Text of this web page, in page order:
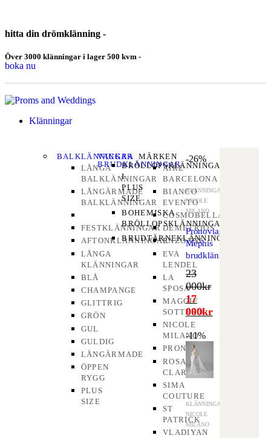
hitta din drömklänning -
Över 3000 klänningar i lager 500 kvm -
boka nu
Klänningar
BALKLÄNNINGAR
LÅNGA
BALKLÄNNINGAR
LÅNGÄRMADE
BALKLÄNNINGAR
FESTKLÄNNINGAR
AFTONKLÄNNINGAR
LÅNGA
KLÄNNINGAR
BLÅ
CHAMPANGE
GLITTRIG
GRÖN
GUL
GULDIG
LÅNGÄRMADE
ÖPPEN
RYGG
PLUS
SIZE
VACKRA
BRUDKLÄNNINGAR
BRÖLLOPSKLÄNNINGAR
I
PLUS
SIZE
BOHEMISKA
BRÖLLOPSKLÄNNINGAR
BRUDTÄRNEKLÄNNINGAR
MÄRKEN
AIRE
BARCELONA
BIANCO
EVENTO
COSMOBELLA
DEMETRIOS
ENZOANI
EVA
LENDEL
LA
SPOSA
MAGGIE
SOTTERO
NICOLE
MILANO
PRONOVIAS
ROSA
CLARÁ
SIMA
COUTURE
ST
PATRICK
VLADIYAN
-26%
KLÄNNINGAR
NICOLE
MILANO
Pronovias
Mephis
brudklänning
23
000kr
17
000kr
-11%
KLÄNNINGAR
NICOLE
MILANO